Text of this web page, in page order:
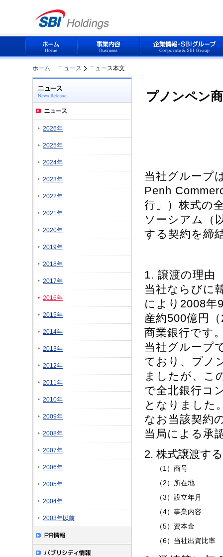
ホーム ニュース ニュース本文
プノンペン
当社グループ
Penh
行」）株式の
ソーシアム（
する契約を締
1. 譲渡の理由
当社ならびに
により2008年
産約500億円
商業銀行です
当社グループ
ており、プノ
ましたが、こ
で全北銀行コ
となりました
なお当該契約
当局による承
2. 株式譲渡す
（1）商号
（2）所在地
（3）設立年月
（4）事業内容
（5）資本金
（6）当社出資比率
2026年
2025年
2024年
2023年
2022年
2021年
2020年
2019年
2018年
2017年
2016年
2015年
2014年
2013年
2012年
2011年
2010年
2009年
2008年
2007年
2006年
2005年
2004年
2003年以前